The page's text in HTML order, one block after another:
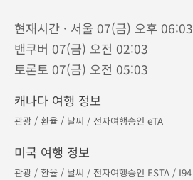
현재시간 · 서울 07(금) 오후 06:03
밴쿠버 07(금) 오전 02:03
토론토 07(금) 오전 05:03
캐나다 여행 정보
관광 / 환율 / 날씨 / 전자여행승인 eTA
미국 여행 정보
관광 / 환율 / 날씨 / 전자여행승인 ESTA / I94